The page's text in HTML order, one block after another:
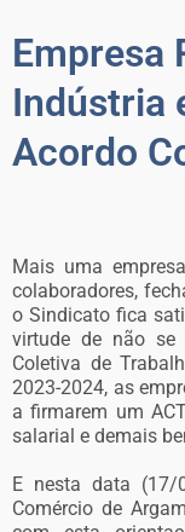
Empresa
Indústria
Acordo
Mais uma
colaboradores,
o Sindicato fica
virtude de não se
Coletiva de
2023-2024, as
a firmarem um
salarial e demais
E nesta data (17/
Comércio de